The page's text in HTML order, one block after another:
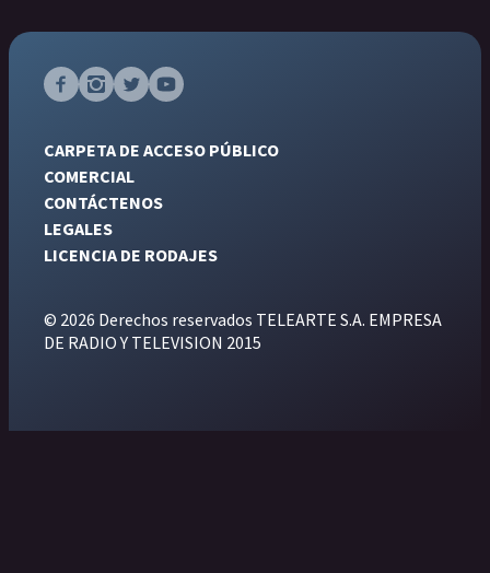
CARPETA DE ACCESO PÚBLICO
COMERCIAL
CONTÁCTENOS
LEGALES
LICENCIA DE RODAJES
© 2026 Derechos reservados TELEARTE S.A. EMPRESA
DE RADIO Y TELEVISION 2015